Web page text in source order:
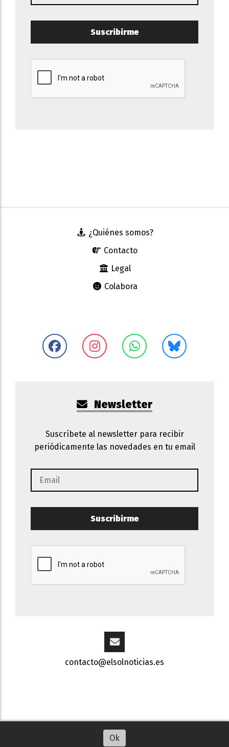
Suscribirme
¿Quiénes somos?
Contacto
Legal
Colabora
Newsletter
Suscríbete al newsletter para recibir
periódicamente las novedades en tu email
Suscribirme
contacto@elsolnoticias.es
Ok